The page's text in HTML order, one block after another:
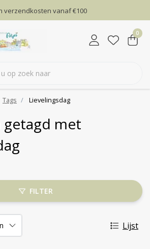
verzendkosten vanaf €100
0
Tags Lievelingsdag
met
FILTER
Lijst